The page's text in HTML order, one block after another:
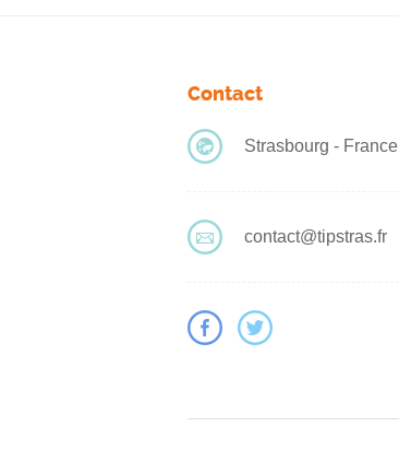
Contact
Strasbourg - France
contact@tipstras.fr